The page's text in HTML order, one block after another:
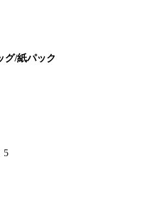
グ/紙パック
5